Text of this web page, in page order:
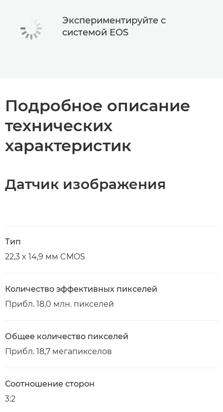
Экспериментируйте с
системой EOS
Подробное описание
технических
характеристик
Датчик изображения
Тип
22,3 x 14,9 мм CMOS
Количество эффективных пикселей
Прибл. 18,0 млн. пикселей
Общее количество пикселей
Прибл. 18,7 мегапикселов
Соотношение сторон
3:2